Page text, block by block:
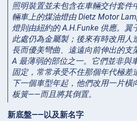
照明裝置並未包含在車輛交付套件
輛車上的煤油燈由 Dietz Motor
燈則由紐約的 A.H.Funke 供應。翼
此處仍為金屬製；後來有時改用人
長而優美彎曲、遠遠向前伸出的支
A 最薄弱的部位之一。它們並非與
固定，常常承受不住那個年代極差
下一個車型年起，他們改用一片橫
板簧——而且將其倒置。
新底盤——以及新名字